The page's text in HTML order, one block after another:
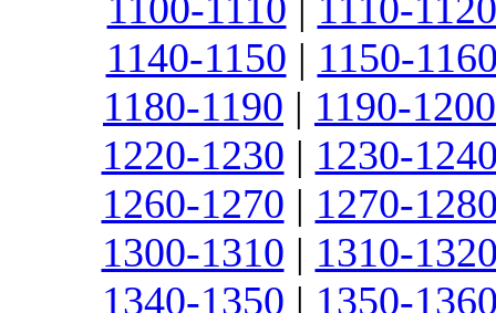
1140-1150 | 1150-
1180-1190 | 1190-1200
1220-1230 | 1230-
1260-1270 | 1270-
1300-1310 | 1310-
1340-1350 | 1350-